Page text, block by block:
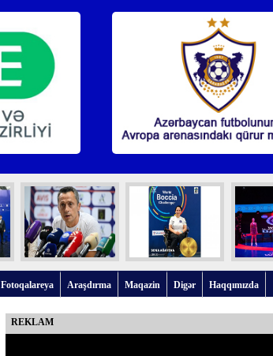
Fotoqalareya Araşdırma Maqazin Digər Haqqımızda
REKLAM